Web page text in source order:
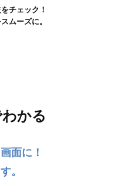
チェック！
ムーズに。
かる
面に！
。